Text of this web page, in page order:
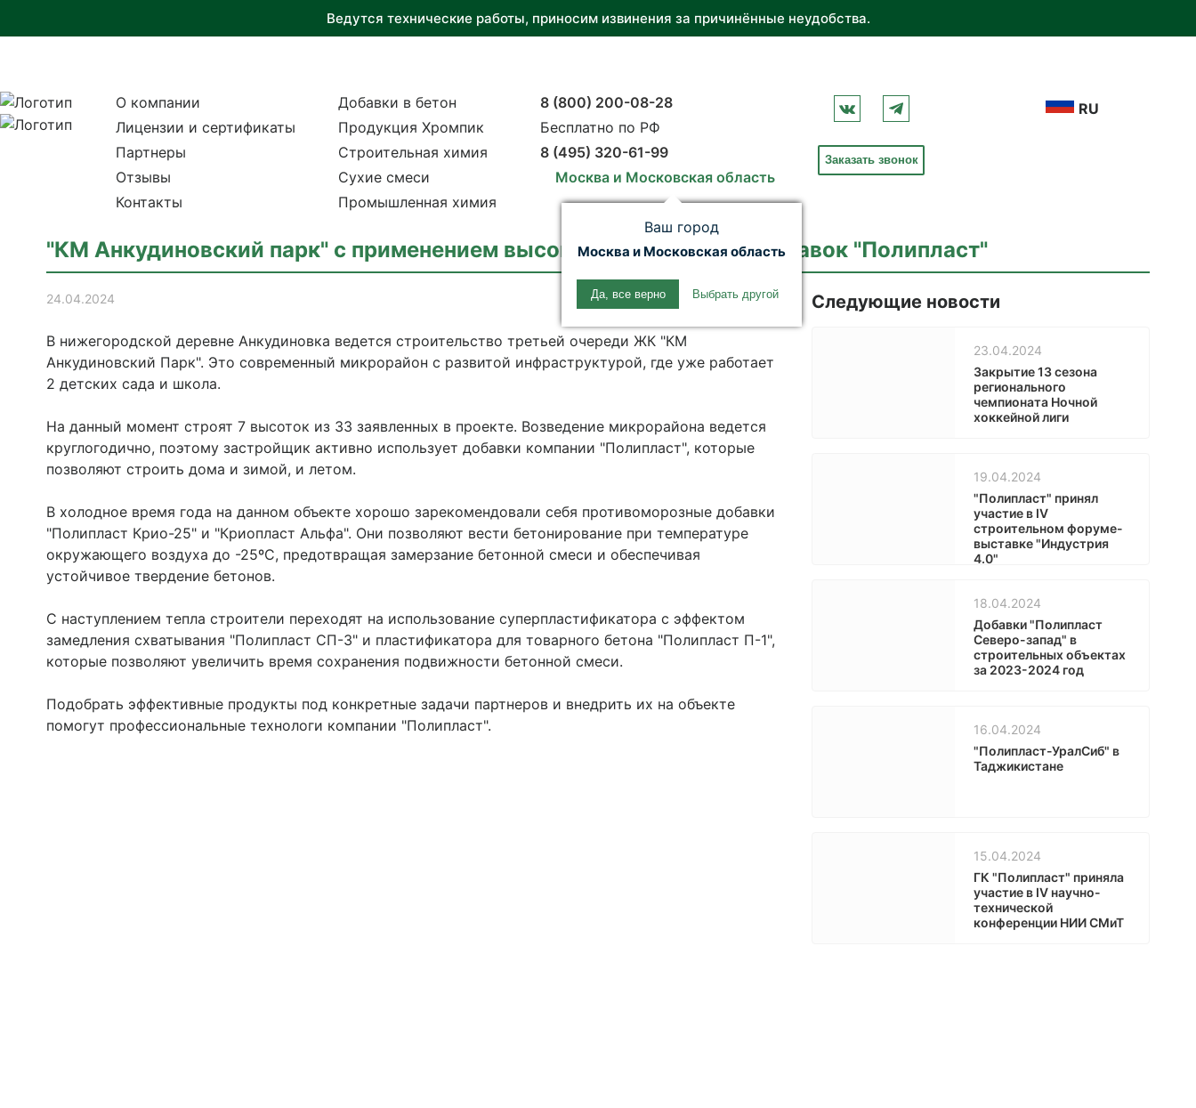
Ведутся технические работы, приносим извинения за причинённые неудобства.
О компании
Лицензии и сертификаты
Партнеры
Отзывы
Контакты
Добавки в бетон
Продукция Хромпик
Строительная химия
Сухие смеси
Промышленная химия
8 (800) 200-08-28
Бесплатно по РФ
8 (495) 320-61-99
Москва и Московская область
Ваш город
Москва и Московская область
Да, все верно Выбрать другой
Заказать звонок
RU
"КМ Анкудиновский парк" с применением высокотехнологичных добавок "Полипласт"
24.04.2024
В нижегородской деревне Анкудиновка ведется строительство третьей очереди ЖК "КМ
Анкудиновский Парк". Это современный микрорайон с развитой инфраструктурой, где уже работает
2 детских сада и школа.
На данный момент строят 7 высоток из 33 заявленных в проекте. Возведение микрорайона ведется
круглогодично, поэтому застройщик активно использует добавки компании "Полипласт", которые
позволяют строить дома и зимой, и летом.
В холодное время года на данном объекте хорошо зарекомендовали себя противоморозные добавки
"Полипласт Крио-25" и "Криопласт Альфа". Они позволяют вести бетонирование при температуре
окружающего воздуха до -25ºС, предотвращая замерзание бетонной смеси и обеспечивая
устойчивое твердение бетонов.
С наступлением тепла строители переходят на использование суперпластификатора с эффектом
замедления схватывания "Полипласт СП-3" и пластификатора для товарного бетона "Полипласт П-1",
которые позволяют увеличить время сохранения подвижности бетонной смеси.
Подобрать эффективные продукты под конкретные задачи партнеров и внедрить их на объекте
помогут профессиональные технологи компании "Полипласт".
Следующие новости
23.04.2024
Закрытие 13 сезона
регионального
чемпионата Ночной
хоккейной лиги
19.04.2024
"Полипласт" принял
участие в IV
строительном форуме-
выставке "Индустрия
4.0"
18.04.2024
Добавки "Полипласт
Северо-запад" в
строительных объектах
за 2023-2024 год
16.04.2024
"Полипласт-УралСиб" в
Таджикистане
15.04.2024
ГК "Полипласт" приняла
участие в IV научно-
технической
конференции НИИ СМиТ